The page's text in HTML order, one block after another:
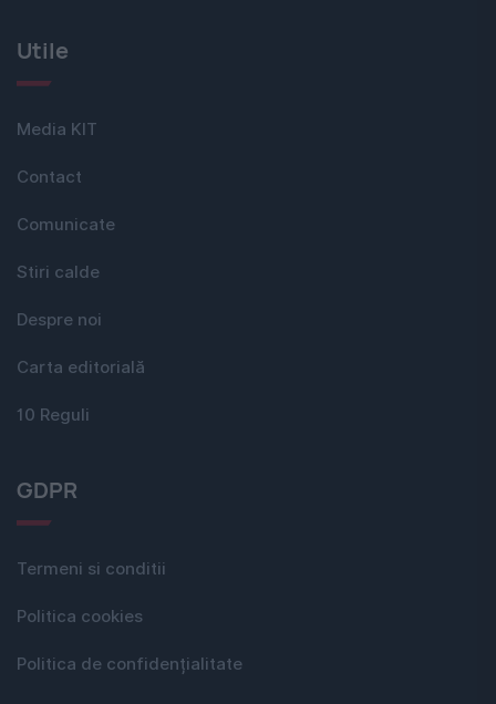
Utile
Media KIT
Contact
Comunicate
Stiri calde
Despre noi
Carta editorială
10 Reguli
GDPR
Termeni si conditii
Politica cookies
Politica de confidențialitate